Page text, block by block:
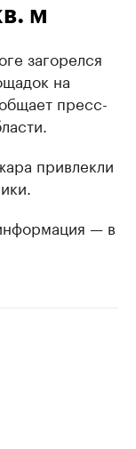
м
загорелся
на
пресс-
привлекли
— в